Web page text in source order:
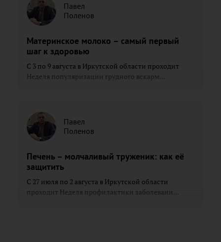
Павел
Поленов
Материнское молоко – самый первый
шаг к здоровью
С 3 по 9 августа в Иркутской области проходит
Неделя популяризации грудного вскарм...
Павел
Поленов
Печень – молчаливый труженик: как её
защитить
С 27 июля по 2 августа в Иркутской области
проходит Неделя профилактики заболевани...